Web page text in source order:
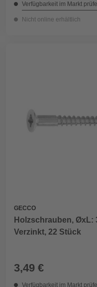
Verfügbarkeit im Markt
Nicht online erhältlich
GECCO
Holzschrauben, ØxL:
Verzinkt, 22 Stück
3,49 €
Verfügbarkeit im Markt